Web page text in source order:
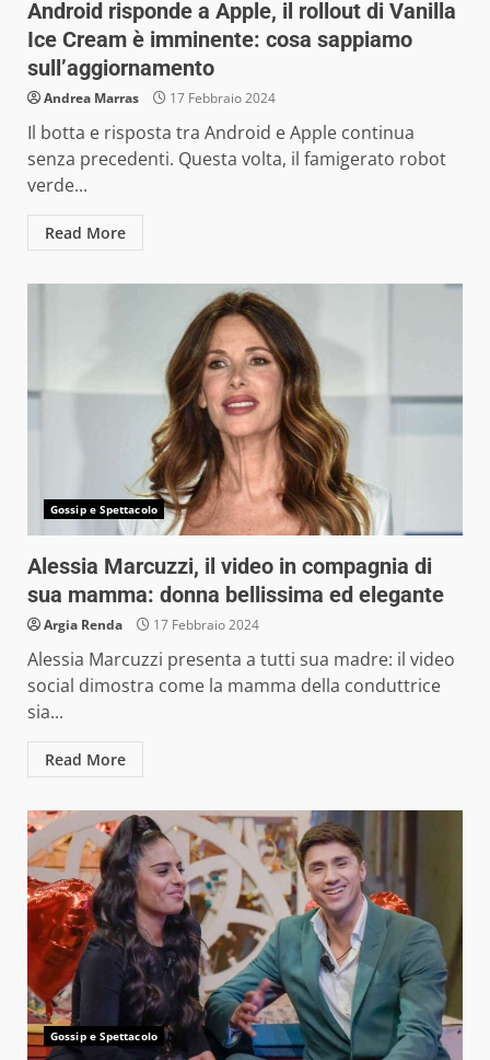
Android risponde a Apple, il rollout di Vanilla
Ice Cream è imminente: cosa sappiamo
sull’aggiornamento
Andrea Marras 17 Febbraio 2024
Il botta e risposta tra Android e Apple continua
senza precedenti. Questa volta, il famigerato robot
verde...
Read More
Gossip e Spettacolo
Alessia Marcuzzi, il video in compagnia di
sua mamma: donna bellissima ed elegante
Argia Renda 17 Febbraio 2024
Alessia Marcuzzi presenta a tutti sua madre: il video
social dimostra come la mamma della conduttrice
sia...
Read More
Gossip e Spettacolo